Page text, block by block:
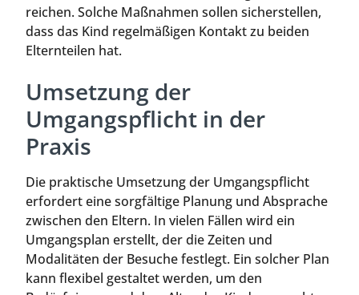
reichen. Solche Maßnahmen sollen sicherstellen,
dass das Kind regelmäßigen Kontakt zu beiden
Elternteilen hat.
Umsetzung der
Umgangspflicht in der
Praxis
Die praktische Umsetzung der Umgangspflicht
erfordert eine sorgfältige Planung und Absprache
zwischen den Eltern. In vielen Fällen wird ein
Umgangsplan erstellt, der die Zeiten und
Modalitäten der Besuche festlegt. Ein solcher Plan
kann flexibel gestaltet werden, um den